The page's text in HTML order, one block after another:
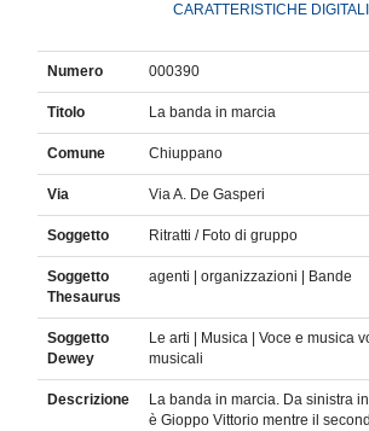
CARATTERISTICHE DIGITALI
Numero 000390
Titolo La banda in marcia
Comune Chiuppano
Via Via A. De Gasperi
Soggetto Ritratti / Foto di gruppo
Soggetto
Thesaurus
agenti | organizzazioni | Bande
Soggetto
Dewey
Le arti | Musica | Voce e musica
musicali
Descrizione
La banda in marcia. Da sinistra
è Gioppo Vittorio mentre il